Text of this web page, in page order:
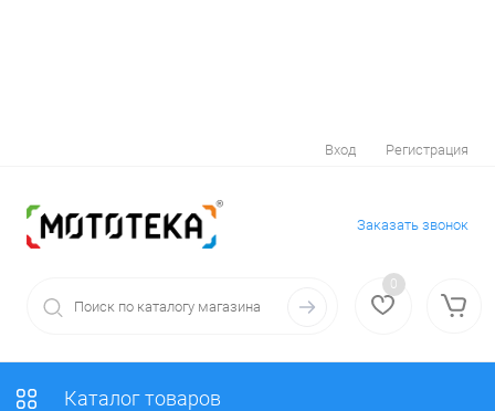
Вход Регистрация
Заказать звонок
0
Каталог товаров